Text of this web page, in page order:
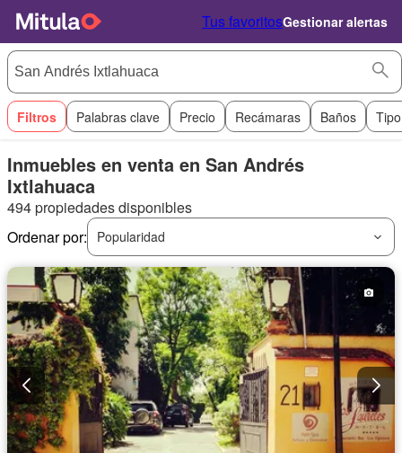
Tus favoritosGestionar alertas
Filtros Palabras clave Precio Recámaras Baños
Inmuebles en venta en San Andrés
Ixtlahuaca
494 propiedades disponibles
Ordenar por:
Popularidad